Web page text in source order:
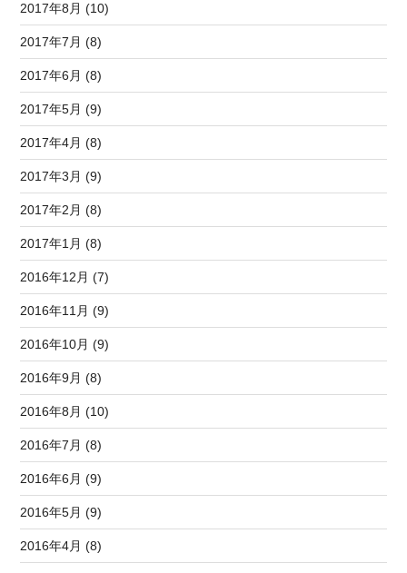
2017年8月 (10)
2017年7月 (8)
2017年6月 (8)
2017年5月 (9)
2017年4月 (8)
2017年3月 (9)
2017年2月 (8)
2017年1月 (8)
2016年12月 (7)
2016年11月 (9)
2016年10月 (9)
2016年9月 (8)
2016年8月 (10)
2016年7月 (8)
2016年6月 (9)
2016年5月 (9)
2016年4月 (8)